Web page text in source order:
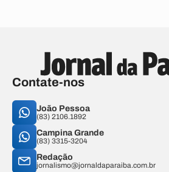
Contate-nos
João Pessoa
(83) 2106.1892
Campina Grande
(83) 3315-3204
Redação
jornalismo@jornaldaparaiba.com.br